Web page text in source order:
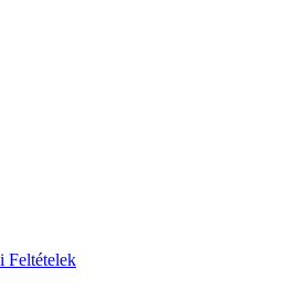
Feltételek